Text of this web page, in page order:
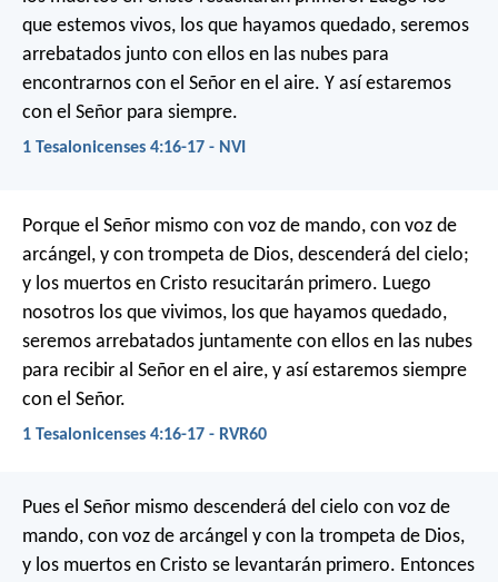
que estemos vivos, los que hayamos quedado, seremos
arrebatados junto con ellos en las nubes para
encontrarnos con el Señor en el aire. Y así estaremos
con el Señor para siempre.
1 Tesalonicenses 4:16-17 - NVI
Porque el Señor mismo con voz de mando, con voz de
arcángel, y con trompeta de Dios, descenderá del cielo;
y los muertos en Cristo resucitarán primero. Luego
nosotros los que vivimos, los que hayamos quedado,
seremos arrebatados juntamente con ellos en las nubes
para recibir al Señor en el aire, y así estaremos siempre
con el Señor.
1 Tesalonicenses 4:16-17 - RVR60
Pues el Señor mismo descenderá del cielo con voz de
mando, con voz de arcángel y con la trompeta de Dios,
y los muertos en Cristo se levantarán primero. Entonces